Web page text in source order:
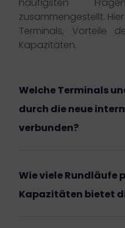
häufigsten
zusammengestellt.
Terminals, Vorteile
Kapazitäten.
Welche Terminals
durch die neue
verbunden?
Wie viele Rundläufe
Kapazitäten bietet